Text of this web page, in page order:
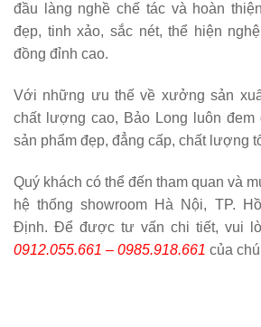
đầu làng nghề chế tác và hoàn
đẹp, tinh xảo, sắc nét, thể hiện
đồng đỉnh cao.
Với những ưu thế về xưởng sản
chất lượng cao, Bảo Long luôn đem
sản phẩm đẹp, đẳng cấp, chất lượng
Quý khách có thể đến tham quan và
hệ thống showroom Hà Nội, TP.
Định. Để được tư vấn chi tiết, vui
0912.055.661 – 0985.918.661 của